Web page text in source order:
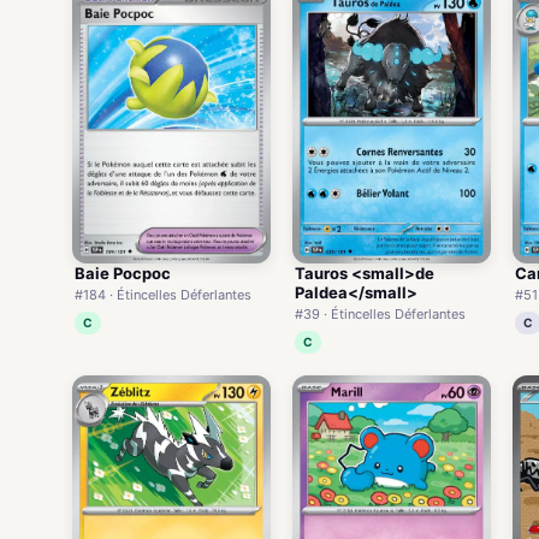
Baie Pocpoc
#184 · Étincelles Déferlantes
C
Tauros <small>de
Paldea</small>
#39 · Étincelles Déferlantes
C
C